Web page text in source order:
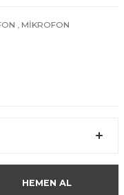
, MİKROFON
HEMEN AL